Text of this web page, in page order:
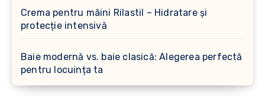
Crema pentru mâini Rilastil – Hidratare și
protecție intensivă
Baie modernă vs. baie clasică: Alegerea perfectă
pentru locuința ta